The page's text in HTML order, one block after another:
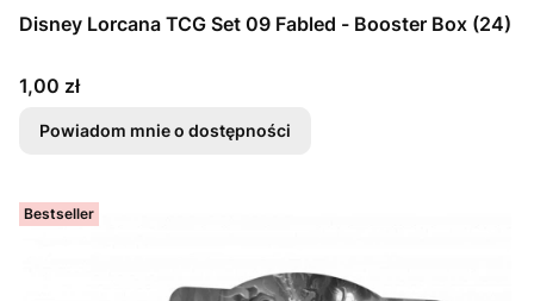
Disney Lorcana TCG Set 09 Fabled - Booster Box (24)
Cena
1,00 zł
Powiadom mnie o dostępności
Bestseller